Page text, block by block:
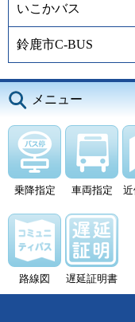
いこかバス
鈴鹿市C-BUS
メニュー
乗降指定 車両指定
路線図 遅延証明書